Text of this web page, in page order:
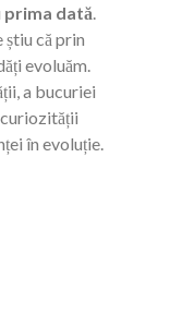
prima dată
că prin
evoluăm.
a bucuriei
curiozității
în evoluție.